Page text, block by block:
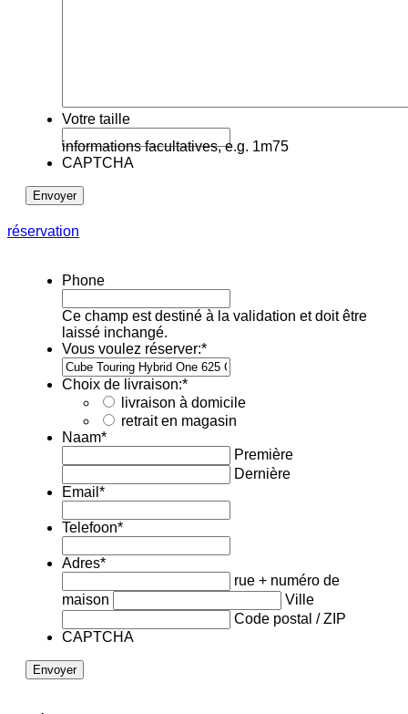
Votre taille
informations facultatives, e.g. 1m75
CAPTCHA
réservation
Phone
Ce champ est destiné à la validation et doit être
laissé inchangé.
Vous voulez réserver:*
Choix de livraison:*
livraison à domicile
retrait en magasin
Naam*
Première
Dernière
Email *
Telefoon*
Adres*
rue + numéro de
maison
Ville
Code postal / ZIP
CAPTCHA